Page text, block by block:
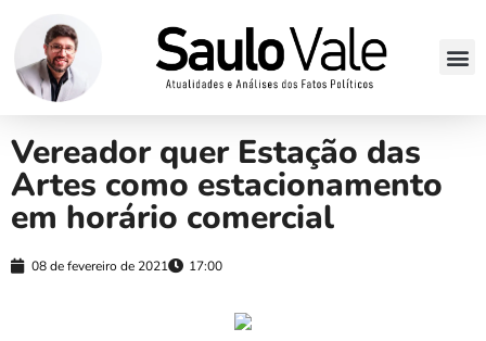
Vereador quer Estação das
Artes como estacionamento
em horário comercial
08 de fevereiro de 2021 17:00